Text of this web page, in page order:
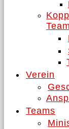
Team
Verein
Teams